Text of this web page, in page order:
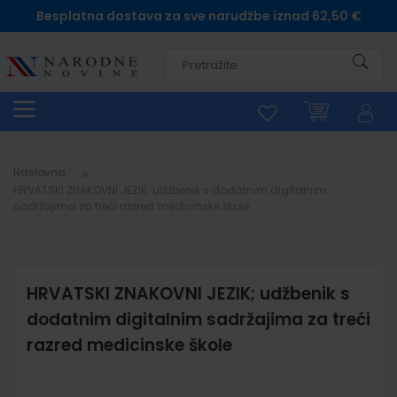
Besplatna dostava za sve narudžbe iznad 62,50 €
Naslovna
HRVATSKI ZNAKOVNI JEZIK; udžbenik s
dodatnim digitalnim sadržajima za treći
razred medicinske škole